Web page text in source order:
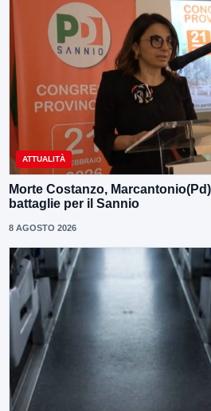
ATTUALITÀ
Morte Costanzo,
battaglie per il Sannio
8 AGOSTO 2026